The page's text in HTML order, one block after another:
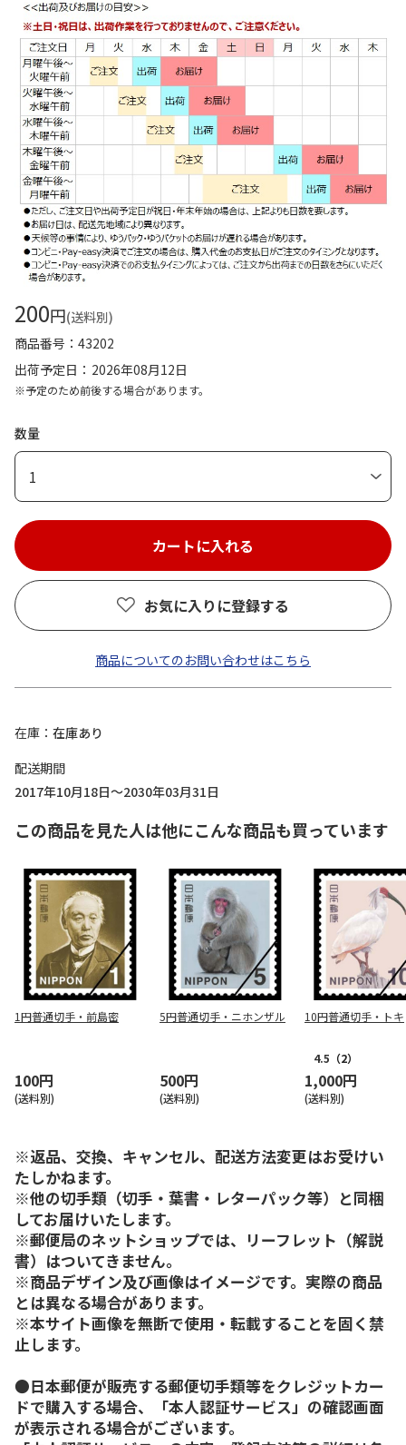
200円(送料別)
商品番号
43202
出荷予定日
2026年08月12日
※予定のため前後する場合があります。
数量
1
お気に入りに登録する
商品についてのお問い合わせはこちら
在庫
在庫あり
配送期間
2017年10月18日～2030年03月31日
この商品を見た人は他にこんな商品も買っています
1円普通切手・前島密
100円
(送料別)
5円普通切手・ニホンザル
500円
(送料別)
10円普通切手・トキ
4.5 （2）
1,000円
(送料別)
※返品、交換、キャンセル、配送方法変更はお受けい
たしかねます。
※他の切手類（切手・葉書・レターパック等）と同梱
してお届けいたします。
※郵便局のネットショップでは、リーフレット（解説
書）はついてきません。
※商品デザイン及び画像はイメージです。実際の商品
とは異なる場合があります。
※本サイト画像を無断で使用・転載することを固く禁
止します。
●日本郵便が販売する郵便切手類等をクレジットカー
ドで購入する場合、「本人認証サービス」の確認画面
が表示される場合がございます。